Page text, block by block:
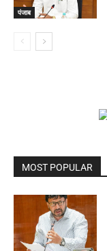
पंजाब
MOST POPULAR